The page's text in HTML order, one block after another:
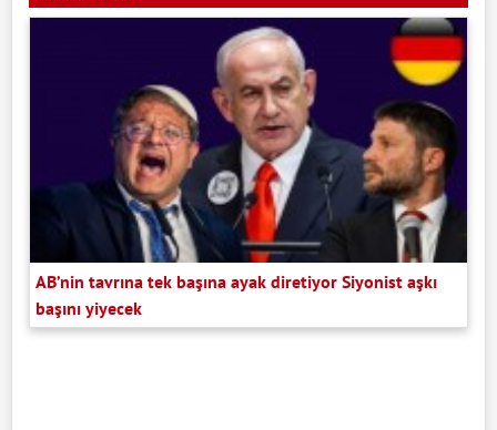
AB’nin tavrına tek başına ayak diretiyor Siyonist aşkı
başını yiyecek